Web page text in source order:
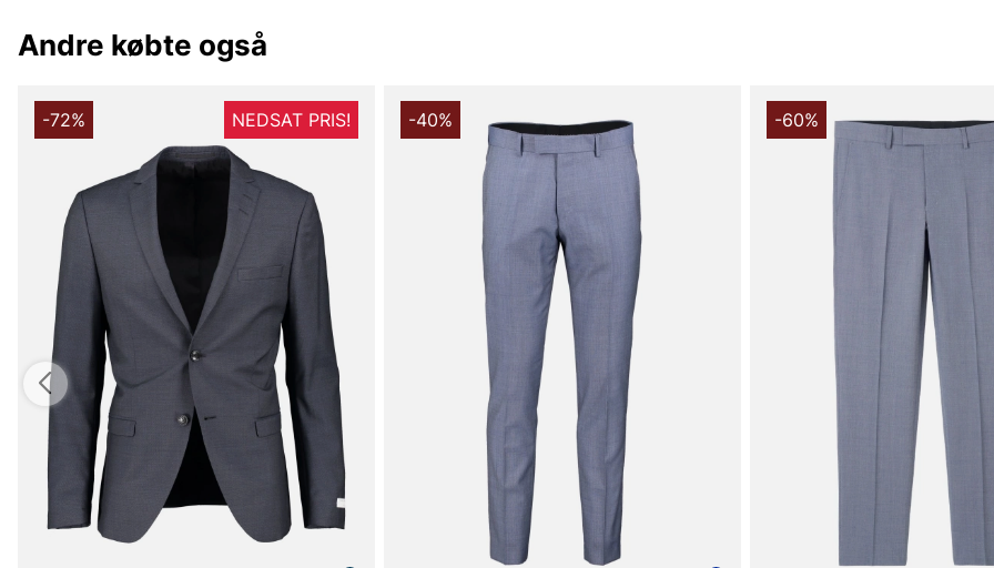
Andre købte også
-72% NEDSAT PRIS! -40% -60%